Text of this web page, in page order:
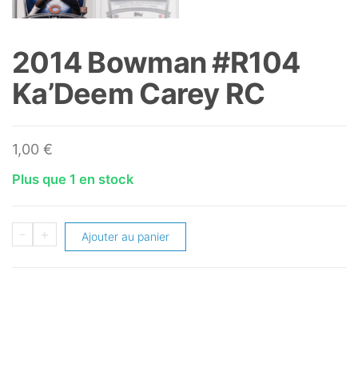
2014 Bowman #R104
Ka’Deem Carey RC
1,00 €
Plus que 1 en stock
-
quantité
+ Ajouter au panier